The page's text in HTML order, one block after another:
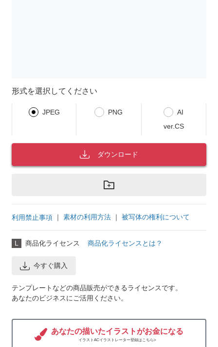
形式を選択してください
JPEG PNG
AI
ver.CS
ダウンロード
利用禁止事項 ｜ 素材の利用方法 ｜ 被写体の権利について
L 商品化ライセンス 商品化ライセンスとは？
今すぐ購入
テンプレートなどの商品販売ができるライセンスです。
あなたのビジネスにご活用ください。
あなたの描いたイラストがお金になる
イラストACイラストレーター登録はこちら>